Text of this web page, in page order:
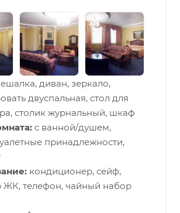
диван, зеркало,
двуспальная, стол для
столик журнальный, шкаф
с ванной/душем,
принадлежности,
кондиционер, сейф,
ЖК, телефон, чайный набор